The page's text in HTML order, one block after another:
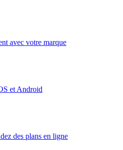
avec votre marque
et Android
des plans en ligne